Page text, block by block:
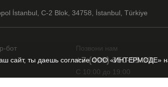
сайт, ты даешь согласие ООО «ИНТЕРМОДЕ»
İstanbul, C-2 Blok, 34758, İstanbul, Türkiye
бот Позвони нам
+7 (499) 350-55-33
C 10:00 до 19:00